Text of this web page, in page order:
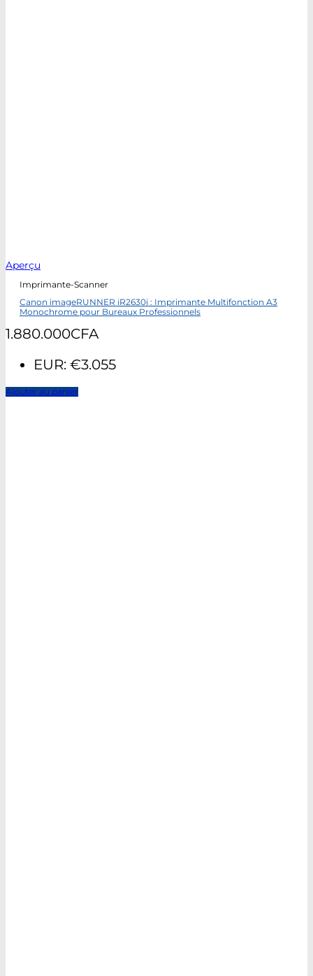
Aperçu
Imprimante-Scanner
Canon imageRUNNER iR2630i : Imprimante Multifonction A3
Monochrome pour Bureaux Professionnels
1.880.000CFA
EUR: €3.055
Ajouter au panier